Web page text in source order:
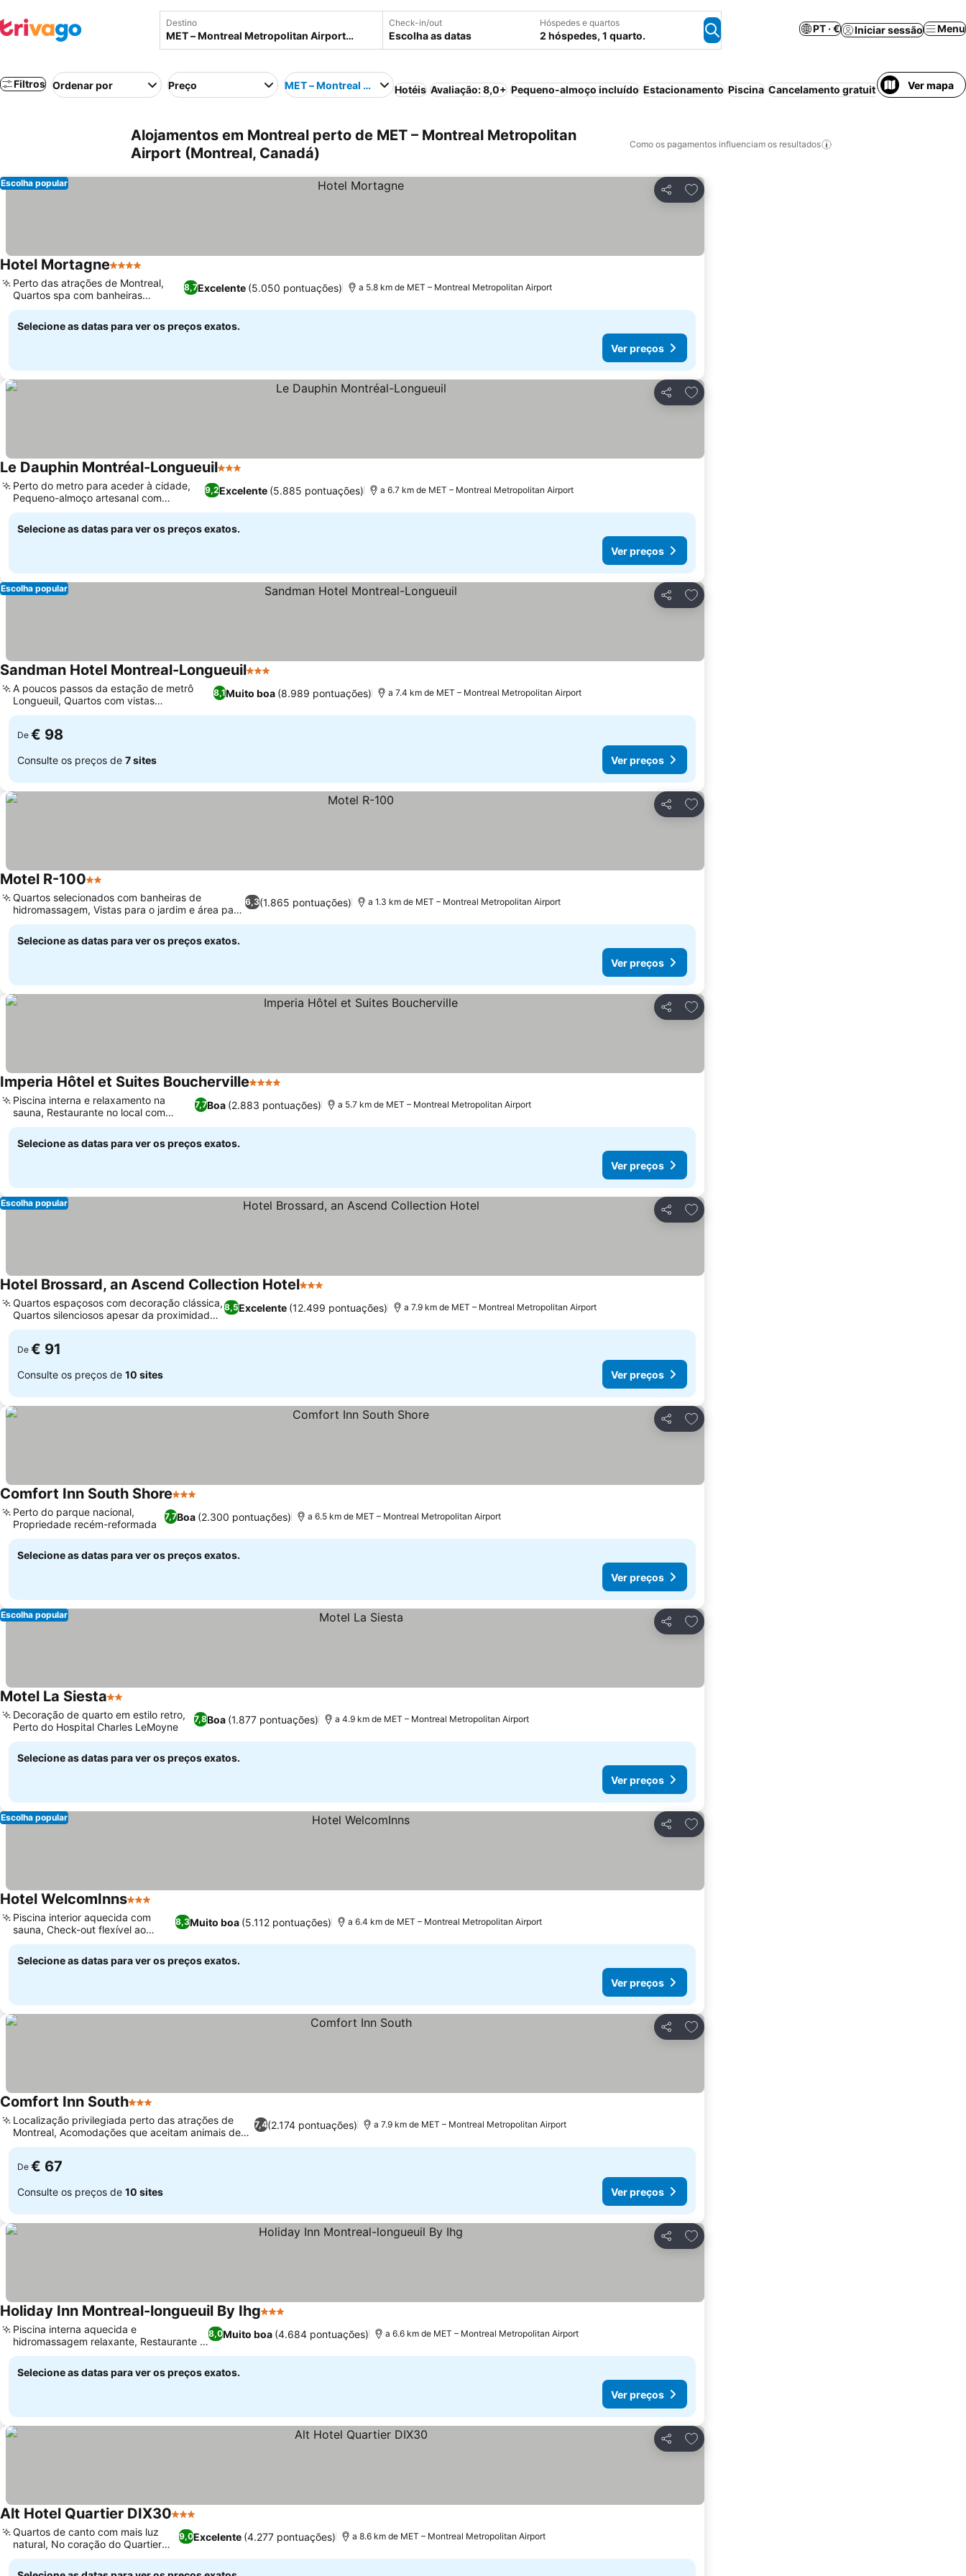
Destino Check-in/out
Escolha as datas
Hóspedes e quartos
2 hóspedes, 1 quarto.
PT · € Iniciar sessão Menu
Filtros Ordenar por Preço MET – Montreal Metropolitan Airport
Hotéis Avaliação: 8,0+ Pequeno-almoço incluído Estacionamento Piscina Cancelamento gratuito Aparthotel Wi-
Ver mapa
Alojamentos em Montreal perto de MET – Montreal Metropolitan
Airport (Montreal, Canadá)
Como os pagamentos influenciam os resultados
Partilhar
Adicionar aos favoritos
Escolha popular
Hotel Mortagne4 Estrelas
8,7Excelente (5.050 pontuações)
Perto das atrações de Montreal,
Quartos spa com banheiras
terapêuticas
a 5.8 km de MET – Montreal Metropolitan Airport
Selecione as datas para ver os preços exatos.
Ver preços
Partilhar
Adicionar aos favoritos
Le Dauphin Montréal-Longueuil3 Estrelas
9,2Excelente (5.885 pontuações)
Perto do metro para aceder à cidade,
Pequeno-almoço artesanal com
pastelaria fresca
a 6.7 km de MET – Montreal Metropolitan Airport
Selecione as datas para ver os preços exatos.
Ver preços
Partilhar
Adicionar aos favoritos
Escolha popular
Sandman Hotel Montreal-Longueuil3 Estrelas
8,1Muito boa (8.989 pontuações)
A poucos passos da estação de metrô
Longueuil, Quartos com vistas
panorâmicas da cidade
a 7.4 km de MET – Montreal Metropolitan Airport
De € 98
Consulte os preços de 7 sites Ver preços
Partilhar
Adicionar aos favoritos
Motel R-1002 Estrelas
6,3(1.865 pontuações)
Quartos selecionados com banheiras de
hidromassagem, Vistas para o jardim e área para
piquenique
a 1.3 km de MET – Montreal Metropolitan Airport
Selecione as datas para ver os preços exatos.
Ver preços
Partilhar
Adicionar aos favoritos
Imperia Hôtel et Suites Boucherville4 Estrelas
7,7Boa (2.883 pontuações)
Piscina interna e relaxamento na
sauna, Restaurante no local com
terraço
a 5.7 km de MET – Montreal Metropolitan Airport
Selecione as datas para ver os preços exatos.
Ver preços
Partilhar
Adicionar aos favoritos
Escolha popular
Hotel Brossard, an Ascend Collection Hotel3 Estrelas
8,5Excelente (12.499 pontuações)
Quartos espaçosos com decoração clássica,
Quartos silenciosos apesar da proximidade
com a rodovia
a 7.9 km de MET – Montreal Metropolitan Airport
De € 91
Consulte os preços de 10 sites Ver preços
Partilhar
Adicionar aos favoritos
Comfort Inn South Shore3 Estrelas
7,7Boa (2.300 pontuações)
Perto do parque nacional,
Propriedade recém-reformada
a 6.5 km de MET – Montreal Metropolitan Airport
Selecione as datas para ver os preços exatos.
Ver preços
Partilhar
Adicionar aos favoritos
Escolha popular
Motel La Siesta2 Estrelas
7,8Boa (1.877 pontuações)
Decoração de quarto em estilo retro,
Perto do Hospital Charles LeMoyne
a 4.9 km de MET – Montreal Metropolitan Airport
Selecione as datas para ver os preços exatos.
Ver preços
Partilhar
Adicionar aos favoritos
Escolha popular
Hotel WelcomInns3 Estrelas
8,3Muito boa (5.112 pontuações)
Piscina interior aquecida com
sauna, Check-out flexível ao
meio-dia
a 6.4 km de MET – Montreal Metropolitan Airport
Selecione as datas para ver os preços exatos.
Ver preços
Partilhar
Adicionar aos favoritos
Comfort Inn South3 Estrelas
7,4(2.174 pontuações)
Localização privilegiada perto das atrações de
Montreal, Acomodações que aceitam animais de
estimação
a 7.9 km de MET – Montreal Metropolitan Airport
De € 67
Consulte os preços de 10 sites Ver preços
Partilhar
Adicionar aos favoritos
Holiday Inn Montreal-longueuil By Ihg3 Estrelas
8,0Muito boa (4.684 pontuações)
Piscina interna aquecida e
hidromassagem relaxante, Restaurante e
bar animados no local
a 6.6 km de MET – Montreal Metropolitan Airport
Selecione as datas para ver os preços exatos.
Ver preços
Partilhar
Adicionar aos favoritos
Alt Hotel Quartier DIX303 Estrelas
9,0Excelente (4.277 pontuações)
Quartos de canto com mais luz
natural, No coração do Quartier
DIX30
a 8.6 km de MET – Montreal Metropolitan Airport